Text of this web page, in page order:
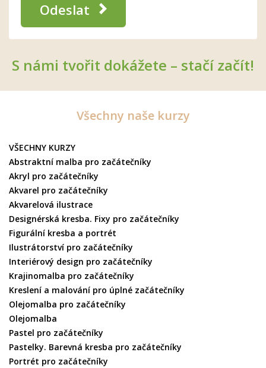
Odeslat
S námi tvořit dokážete – stačí začít!
Všechny naše kurzy
VŠECHNY KURZY
Abstraktní malba pro začátečníky
Akryl pro začátečníky
Akvarel pro začátečníky
Akvarelová ilustrace
Designérská kresba. Fixy pro začátečníky
Figurální kresba a portrét
Ilustrátorství pro začátečníky
Interiérový design pro začátečníky
Krajinomalba pro začátečníky
Kreslení a malování pro úplné začátečníky
Olejomalba pro začátečníky
Olejomalba
Pastel pro začátečníky
Pastelky. Barevná kresba pro začátečníky
Portrét pro začátečníky